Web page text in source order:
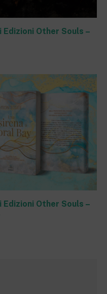
Other Souls –
Other Souls –